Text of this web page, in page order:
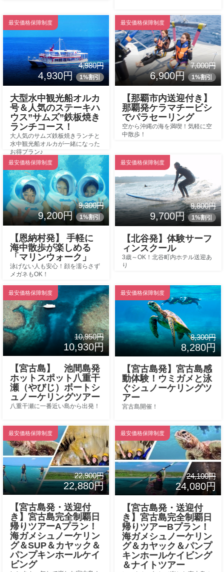
最安価格保障制度
4,980円
4,930円 1%割引
大型水中観光船オルカ
号＆人気のステーキハ
ウス”サムズ”鉄板焼き
ランチコース！
大人気のサムズ鉄板焼きランチと
水中観光船オルカが一緒になった
お得プラン♪
最安価格保障制度
7,000円
6,900円 1%割引
【那覇市内送迎付き】
那覇発ケラマチービシ
でパラセーリング
空から沖縄の海を満喫！気軽に空
中散歩！
最安価格保障制度
9,300円
9,200円 1%割引
【恩納村発】 手軽に
海中散歩が楽しめる
「マリンウォーク」
泳げない人も安心！顔を濡らさず
メガネもOK！
最安価格保障制度
9,800円
9,700円 1%割引
【北谷発】体験サーフ
ィンスクール
3歳～OK！北谷町内ホテル送迎あ
り
最安価格保障制度
10,950円
10,930円
【宮古島】 池間島発
ホットスポット八重干
瀬（やびじ）ボートシ
ュノーケリングツアー
八重干瀬に一番近い島から出発！
最安価格保障制度
8,300円
8,280円
【宮古島発】宮古島感
動体験！ウミガメと泳
ぐシュノーケリングツ
アー
宮古島開催！
最安価格保障制度
22,900円
22,880円
【宮古島発・送迎付
き】宮古島完全制覇日
帰りツアーAプラン！
海ガメシュノーケリン
グ＆SUP＆カヤック＆
パンプキンホールケイ
ビング
最安価格保障制度
24,100円
24,080円
【宮古島発・送迎付
き】宮古島完全制覇日
帰りツアーBプラン！
海ガメシュノーケリン
グ＆カヤック＆パンプ
キンホールケイビング
＆ナイトツアー